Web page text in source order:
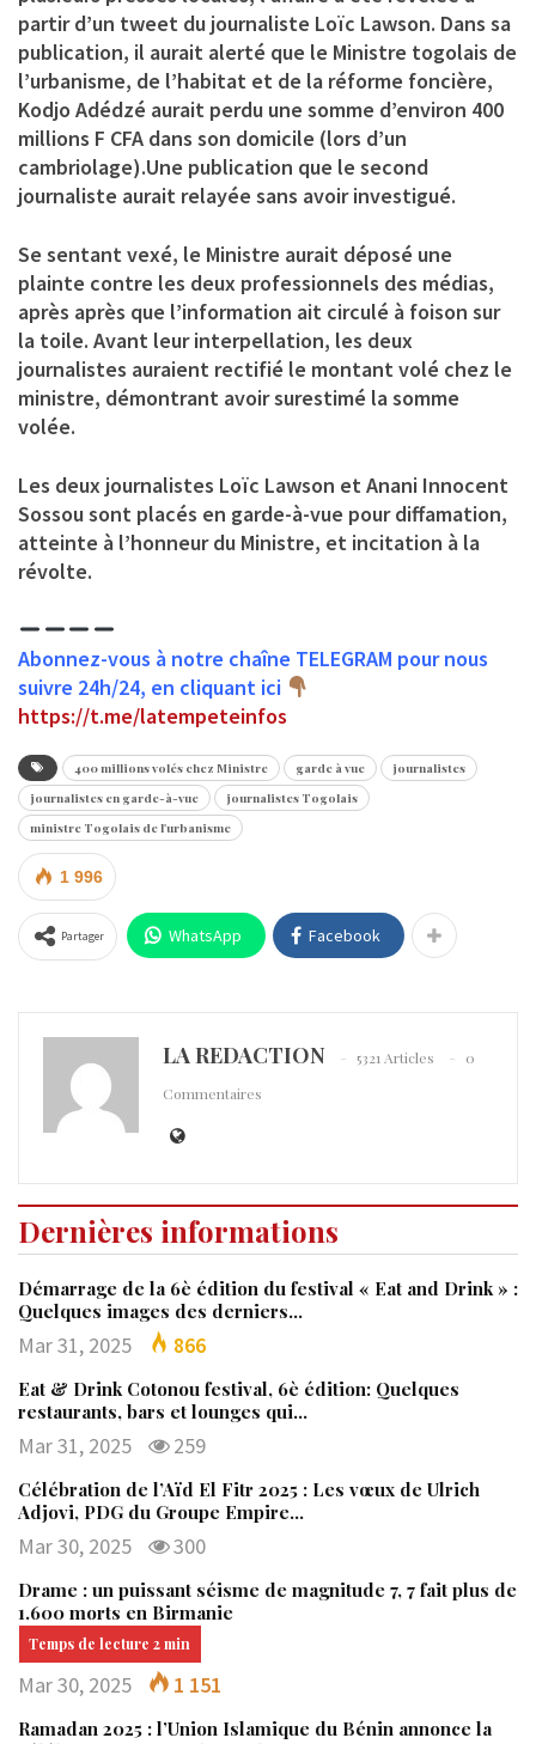
partir d’un tweet du journaliste Loïc Lawson. Dans sa
publication, il aurait alerté que le Ministre togolais de
l’urbanisme, de l’habitat et de la réforme foncière,
Kodjo Adédzé aurait perdu une somme d’environ 400
millions F CFA dans son domicile (lors d’un
cambriolage).Une publication que le second
journaliste aurait relayée sans avoir investigué.
Se sentant vexé, le Ministre aurait déposé une
plainte contre les deux professionnels des médias,
après après que l’information ait circulé à foison sur
la toile. Avant leur interpellation, les deux
journalistes auraient rectifié le montant volé chez le
ministre, démontrant avoir surestimé la somme
volée.
Les deux journalistes Loïc Lawson et Anani Innocent
Sossou sont placés en garde-à-vue pour diffamation,
atteinte à l’honneur du Ministre, et incitation à la
révolte.
Abonnez-vous à notre chaîne TELEGRAM pour nous
suivre 24h/24, en cliquant ici
https://t.me/latempeteinfos
400 millions volés chez Ministre garde à vue
journalistes
journalistes en garde-à-vue
journalistes Togolais
ministre Togolais de l'urbanisme
1 996
Partager WhatsApp Facebook
LA REDACTION 5321 Articles
0
Commentaires
Dernières informations
Démarrage de la 6è édition du festival « Eat and Drink » :
Quelques images des derniers…
Mar 31, 2025 866
Eat & Drink Cotonou festival, 6è édition: Quelques
restaurants, bars et lounges qui…
Mar 31, 2025 259
Célébration de l’Aïd El Fitr 2025 : Les vœux de Ulrich
Adjovi, PDG du Groupe Empire…
Mar 30, 2025 300
Drame : un puissant séisme de magnitude 7, 7 fait plus de
1.600 morts en Birmanie
Mar 30, 2025 1 151
Ramadan 2025 : l’Union Islamique du Bénin annonce la